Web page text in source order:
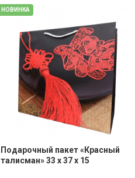
НОВИНКА
Подарочный пакет «Красный
талисман» 33 х 37 х 15